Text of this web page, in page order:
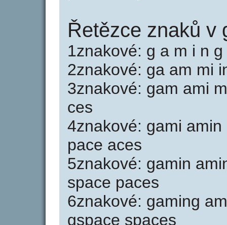
Řetězce znaků v
1znakové: g a m i n
2znakové: ga am mi
3znakové: gam ami
ces
4znakové: gami
pace aces
5znakové: gamin
space paces
6znakové: gaming
gspace spaces